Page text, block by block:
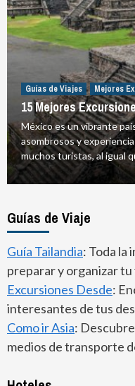
Guías de Viajes Mejores
15 Mejores
México es un vibrante
asombrosos y
muchos turistas, al igual
Guías de Viaje
Guía Tailandia: Toda la
preparar y organizar tu
Excursiones Desde:
interesantes de tus
Como ir Asia:
medios de transporte